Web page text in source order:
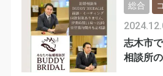
志木市
相談所
総合